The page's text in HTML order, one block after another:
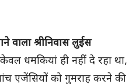
श्रीनिवास लुईस
धमकियां ही नहीं दे रहा था,
एजेंसियों को गुमराह करने की